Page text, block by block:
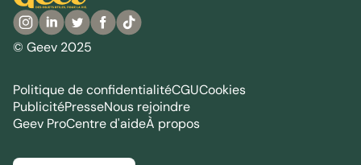
© Geev 2025
Politique de confidentialitéCGUCookies
PublicitéPresseNous rejoindre
Geev ProCentre d'aideÀ propos